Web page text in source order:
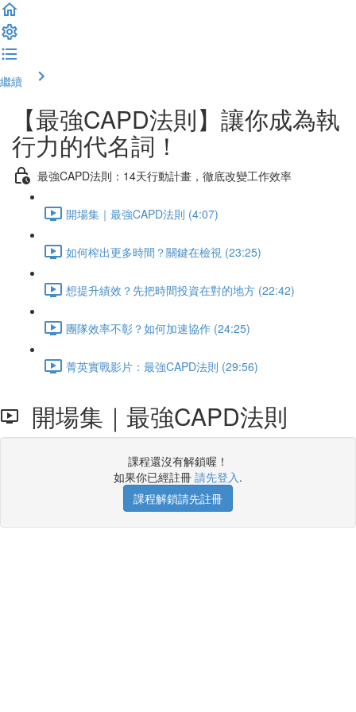
繼續
【最強CAPD法則】讓你成為執
行力的代名詞！
最強CAPD法則：14天行動計畫，徹底改變工作效率
開場集｜最強CAPD法則 (4:07)
如何榨出更多時間？關鍵在檢視 (23:25)
想提升績效？先把時間投資在對的地方 (22:42)
團隊效率不彰？如何加速協作 (24:25)
菁英實戰影片：最強CAPD法則 (29:56)
開場集｜最強CAPD法則
課程還沒有解鎖喔！
如果你已經註冊 請先登入.
課程解鎖請先註冊